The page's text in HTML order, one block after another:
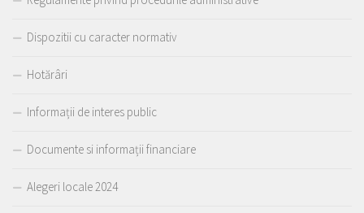
Dispozitii cu caracter normativ
Hotărâri
Informații de interes public
Documente si informații financiare
Alegeri locale 2024